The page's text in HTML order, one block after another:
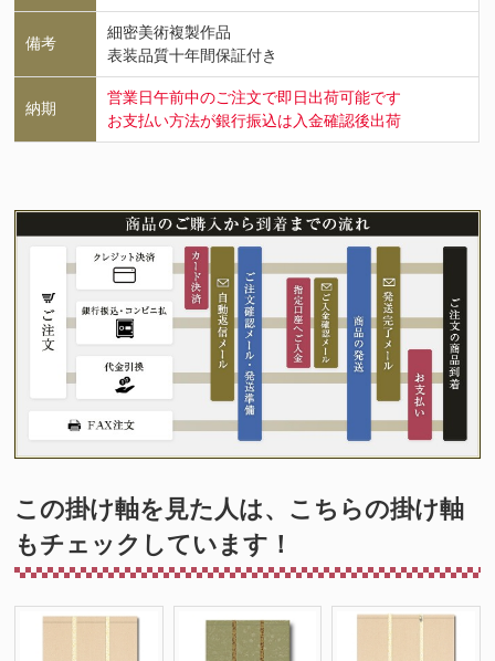
備考
細密美術複製作品
表装品質十年間保証付き
納期
営業日午前中のご注文で即日出荷可能です
お支払い方法が銀行振込は入金確認後出荷
この掛け軸を見た人は、こちらの掛け軸
もチェックしています！